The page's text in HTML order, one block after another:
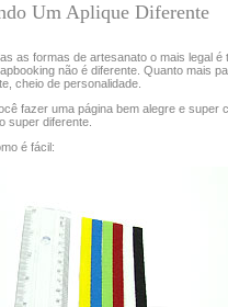
Um Aplique Diferente
as formas de artesanato o mais legal
não é diferente. Quanto mais
cheio de personalidade.
fazer uma página bem alegre e super
super diferente.
é fácil: